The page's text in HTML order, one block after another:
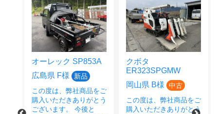
オーレック SP853A
広島県 F様
新品
この度は、弊社商品をご
購入いただきありがとう
ございます。 今後と
クボタ
ER323SPGMW
岡山県 B様
中古
この度は、弊社商品をご
購入いただきありがとう